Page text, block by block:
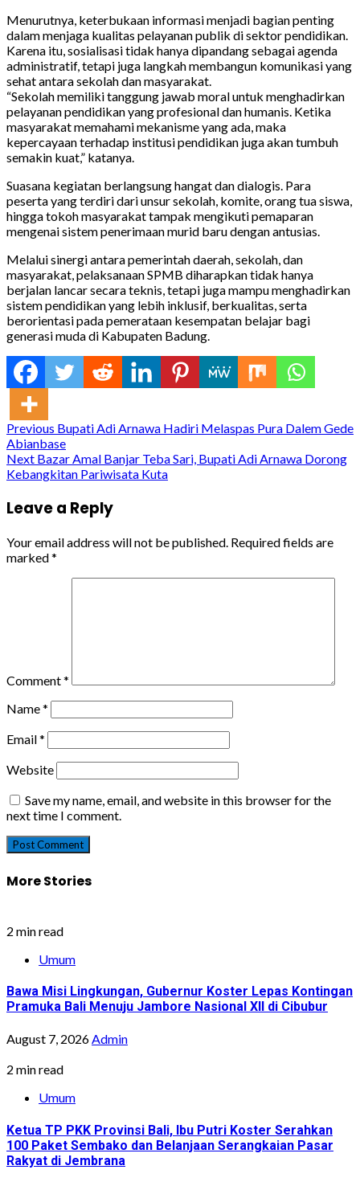
Menurutnya, keterbukaan informasi menjadi bagian penting
dalam menjaga kualitas pelayanan publik di sektor pendidikan.
Karena itu, sosialisasi tidak hanya dipandang sebagai agenda
administratif, tetapi juga langkah membangun komunikasi yang
sehat antara sekolah dan masyarakat.
“Sekolah memiliki tanggung jawab moral untuk menghadirkan
pelayanan pendidikan yang profesional dan humanis. Ketika
masyarakat memahami mekanisme yang ada, maka
kepercayaan terhadap institusi pendidikan juga akan tumbuh
semakin kuat,” katanya.
Suasana kegiatan berlangsung hangat dan dialogis. Para
peserta yang terdiri dari unsur sekolah, komite, orang tua siswa,
hingga tokoh masyarakat tampak mengikuti pemaparan
mengenai sistem penerimaan murid baru dengan antusias.
Melalui sinergi antara pemerintah daerah, sekolah, dan
masyarakat, pelaksanaan SPMB diharapkan tidak hanya
berjalan lancar secara teknis, tetapi juga mampu menghadirkan
sistem pendidikan yang lebih inklusif, berkualitas, serta
berorientasi pada pemerataan kesempatan belajar bagi
generasi muda di Kabupaten Badung.
Continue
Reading
Previous Bupati Adi Arnawa Hadiri Melaspas Pura Dalem Gede
Abianbase
Next Bazar Amal Banjar Teba Sari, Bupati Adi Arnawa Dorong
Kebangkitan Pariwisata Kuta
Leave a Reply
Your email address will not be published. Required fields are
marked*
Comment*
Name*
Email*
Website
Save my name, email, and website in this browser for the
next time I comment.
More Stories
2 min read
Umum
Bawa Misi Lingkungan, Gubernur Koster Lepas Kontingan
Pramuka Bali Menuju Jambore Nasional XII di Cibubur
August 7, 2026Admin
2 min read
Umum
Ketua TP PKK Provinsi Bali, Ibu Putri Koster Serahkan
100 Paket Sembako dan Belanjaan Serangkaian Pasar
Rakyat di Jembrana